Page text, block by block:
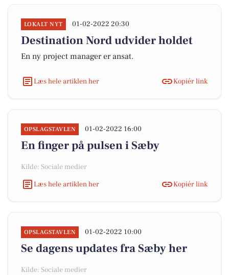
LOKALT NYT 01-02-2022 20:30
Destination Nord udvider holdet
En ny project manager er ansat.
Læs hele artiklen her Kopiér link
OPSLAGSTAVLEN 01-02-2022 16:00
En finger på pulsen i Sæby
Kilde: Sociale medier
Læs hele artiklen her
Kopiér link
OPSLAGSTAVLEN 01-02-2022 10:00
Se dagens updates fra Sæby her
Kilde: Sociale medier